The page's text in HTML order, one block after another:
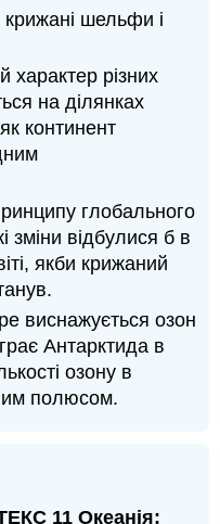
шельфи і
характер різних
на ділянках
континент
глобального
зміни відбулися б в
якби крижаний
виснажується озон
Антарктида в
озону в
полюсом.
11 Океанія: